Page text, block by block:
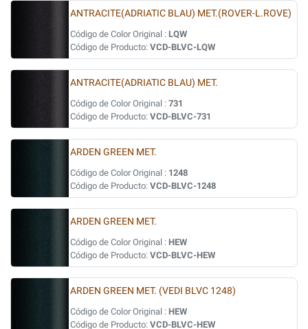
ANTRACITE(ADRIATIC BLAU) MET.(ROVER-L.ROVE)
Código de Color Original : LQW
Código de Producto: VCD-BLVC-LQW
ANTRACITE(ADRIATIC BLAU) MET.
Código de Color Original : 731
Código de Producto: VCD-BLVC-731
ARDEN GREEN MET.
Código de Color Original : 1248
Código de Producto: VCD-BLVC-1248
ARDEN GREEN MET.
Código de Color Original : HEW
Código de Producto: VCD-BLVC-HEW
ARDEN GREEN MET. (VEDI BLVC 1248)
Código de Color Original : HEW
Código de Producto: VCD-BLVC-HEW